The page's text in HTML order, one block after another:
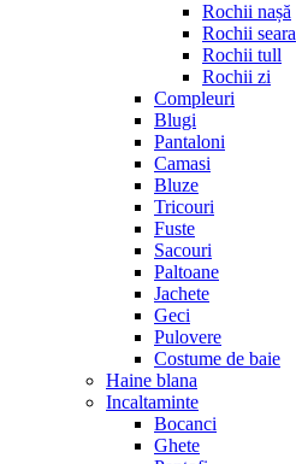
Rochii nașă
Rochii seara
Rochii tull
Rochii zi
Compleuri
Blugi
Pantaloni
Camasi
Bluze
Tricouri
Fuste
Sacouri
Paltoane
Jachete
Geci
Pulovere
Costume de baie
Haine blana
Incaltaminte
Bocanci
Ghete